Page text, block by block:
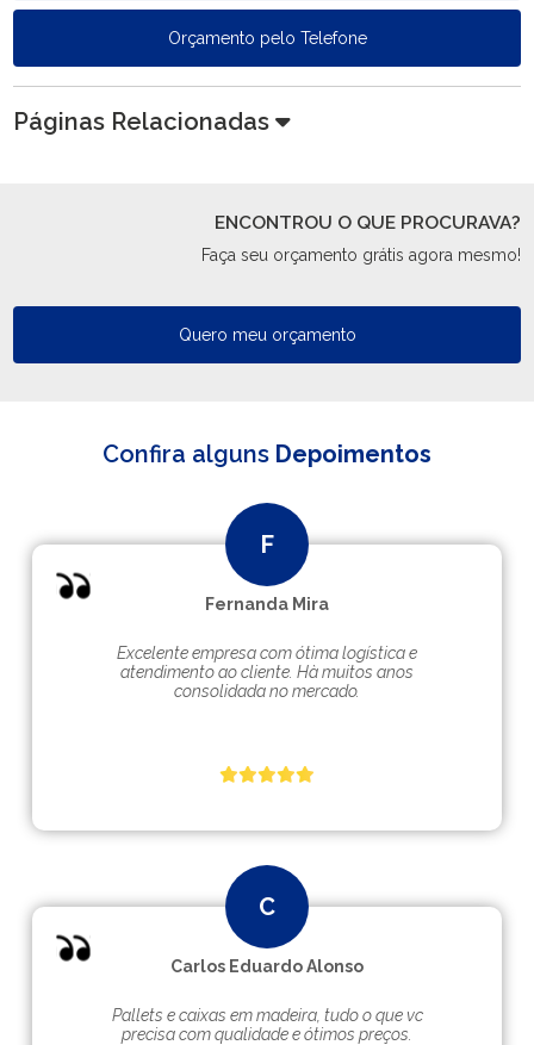
Orçamento pelo Telefone
Páginas Relacionadas
ENCONTROU O QUE PROCURAVA?
Faça seu orçamento grátis agora mesmo!
Quero meu orçamento
Confira alguns Depoimentos
Fernanda Mira
Excelente empresa com ótima logística e
atendimento ao cliente. Hà muitos anos
consolidada no mercado.
Carlos Eduardo Alonso
Pallets e caixas em madeira, tudo o que vc
precisa com qualidade e ótimos preços.